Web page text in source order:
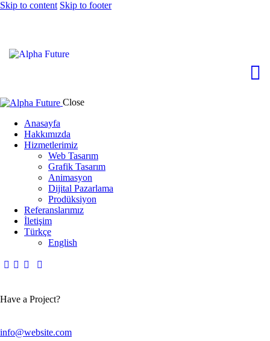
Skip to content Skip to footer
Close
Anasayfa
Hakkımızda
Hizmetlerimiz
Web Tasarım
Grafik Tasarım
Animasyon
Dijital Pazarlama
Prodüksiyon
Referanslarımız
İletişim
Türkçe
English
Have a Project?
info@website.com